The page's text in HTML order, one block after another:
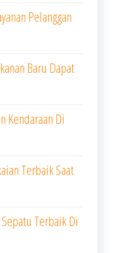
Pelanggan
Baru Dapat
Kendaraan Di
Terbaik Saat
Terbaik Di